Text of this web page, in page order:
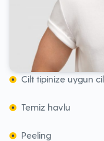
Cilt tipinize uygun
Temiz havlu
Peeling